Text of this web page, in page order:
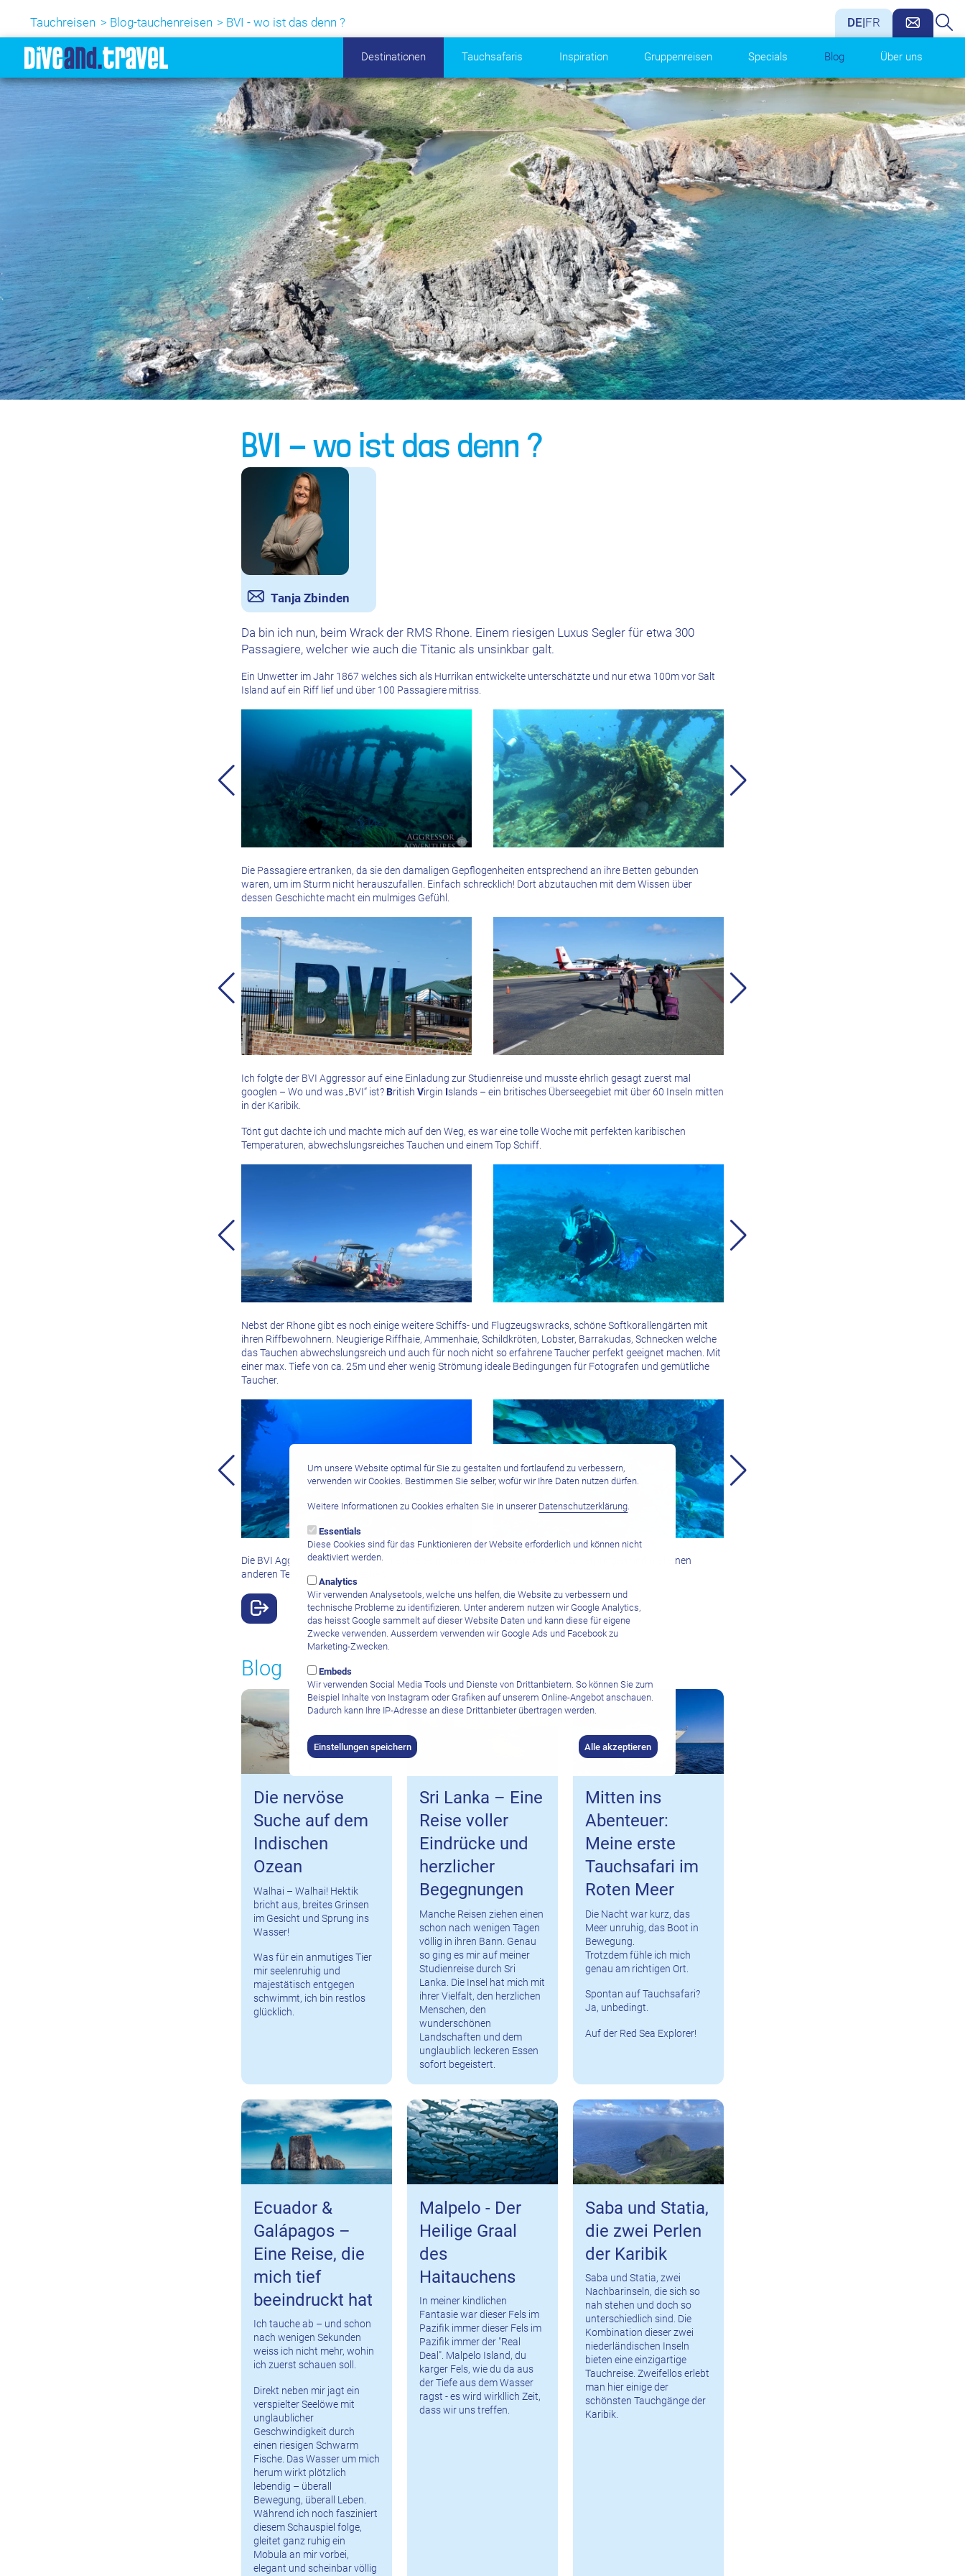
Tauchreisen Blog-tauchenreisen BVI - wo ist das denn ? DE|FR
Destinationen Tauchsafaris Inspiration Gruppenreisen Specials Blog Über uns
BVI - wo ist das denn ?
Tanja Zbinden
Da bin ich nun, beim Wrack der RMS Rhone. Einem riesigen Luxus Segler für etwa 300
Passagiere, welcher wie auch die Titanic als unsinkbar galt.
Ein Unwetter im Jahr 1867 welches sich als Hurrikan entwickelte unterschätzte und nur etwa 100m vor Salt
Island auf ein Riff lief und über 100 Passagiere mitriss.
Die Passagiere ertranken, da sie den damaligen Gepflogenheiten entsprechend an ihre Betten gebunden
waren, um im Sturm nicht herauszufallen. Einfach schrecklich! Dort abzutauchen mit dem Wissen über
dessen Geschichte macht ein mulmiges Gefühl.
Ich folgte der BVI Aggressor auf eine Einladung zur Studienreise und musste ehrlich gesagt zuerst mal
googlen – Wo und was „BVI“ ist?British Virgin Islands – ein britisches Überseegebiet mit über 60 Inseln mitten
in der Karibik.
Tönt gut dachte ich und machte mich auf den Weg, es war eine tolle Woche mit perfekten karibischen
Temperaturen, abwechslungsreiches Tauchen und einem Top Schiff.
Nebst der Rhone gibt es noch einige weitere Schiffs- und Flugzeugswracks, schöne Softkorallengärten mit
ihren Riffbewohnern. Neugierige Riffhaie, Ammenhaie, Schildkröten, Lobster, Barrakudas, Schnecken welche
das Tauchen abwechslungsreich und auch für noch nicht so erfahrene Taucher perfekt geeignet machen. Mit
einer max. Tiefe von ca. 25m und eher wenig Strömung ideale Bedingungen für Fotografen und gemütliche
Taucher.
Die BVI Aggressor mit ihrer Crew machte es möglich eine tolle Woche dort zu verbringen und mal einen
anderen Teil der Karibik zu sehen.
Blog
Die nervöse
Suche auf dem
Indischen
Ozean
Walhai – Walhai! Hektik
bricht aus, breites Grinsen
im Gesicht und Sprung ins
Wasser!
Was für ein anmutiges Tier
mir seelenruhig und
majestätisch entgegen
schwimmt, ich bin restlos
glücklich.
Sri Lanka – Eine
Reise voller
Eindrücke und
herzlicher
Begegnungen
Manche Reisen ziehen einen
schon nach wenigen Tagen
völlig in ihren Bann. Genau
so ging es mir auf meiner
Studienreise durch Sri
Lanka. Die Insel hat mich mit
ihrer Vielfalt, den herzlichen
Menschen, den
wunderschönen
Landschaften und dem
unglaublich leckeren Essen
sofort begeistert.
Mitten ins
Abenteuer:
Meine erste
Tauchsafari im
Roten Meer
Die Nacht war kurz, das
Meer unruhig, das Boot in
Bewegung.
Trotzdem fühle ich mich
genau am richtigen Ort.
Spontan auf Tauchsafari?
Ja, unbedingt.
Auf der Red Sea Explorer!
Ecuador &
Galápagos –
Eine Reise, die
mich tief
beeindruckt hat
Ich tauche ab – und schon
nach wenigen Sekunden
weiss ich nicht mehr, wohin
ich zuerst schauen soll.
Direkt neben mir jagt ein
verspielter Seelöwe mit
unglaublicher
Geschwindigkeit durch
einen riesigen Schwarm
Fische. Das Wasser um mich
herum wirkt plötzlich
lebendig – überall
Bewegung, überall Leben.
Während ich noch fasziniert
diesem Schauspiel folge,
gleitet ganz ruhig ein
Mobula an mir vorbei,
elegant und scheinbar völlig
Malpelo - Der
Heilige Graal
des
Haitauchens
In meiner kindlichen
Fantasie war dieser Fels im
Pazifik immer dieser Fels im
Pazifik immer der "Real
Deal". Malpelo Island, du
karger Fels, wie du da aus
der Tiefe aus dem Wasser
ragst - es wird wirkllich Zeit,
dass wir uns treffen.
Saba und Statia,
die zwei Perlen
der Karibik
Saba und Statia, zwei
Nachbarinseln, die sich so
nah stehen und doch so
unterschiedlich sind. Die
Kombination dieser zwei
niederländischen Inseln
bieten eine einzigartige
Tauchreise. Zweifellos erlebt
man hier einige der
schönsten Tauchgänge der
Karibik.
Um unsere Website optimal für Sie zu gestalten und fortlaufend zu verbessern,
verwenden wir Cookies. Bestimmen Sie selber, wofür wir Ihre Daten nutzen dürfen.
Weitere Informationen zu Cookies erhalten Sie in unserer Datenschutzerklärung
Essentials
Diese Cookies sind für das Funktionieren der Website erforderlich und können nicht
deaktiviert werden.
Analytics
Wir verwenden Analysetools, welche uns helfen, die Website zu verbessern und
technische Probleme zu identifizieren. Unter anderem nutzen wir Google Analytics,
das heisst Google sammelt auf dieser Website Daten und kann diese für eigene
Zwecke verwenden. Ausserdem verwenden wir Google Ads und Facebook zu
Marketing-Zwecken.
Embeds
Wir verwenden Social Media Tools und Dienste von Drittanbietern. So können Sie zum
Beispiel Inhalte von Instagram oder Grafiken auf unserem Online-Angebot anschauen.
Dadurch kann Ihre IP-Adresse an diese Drittanbieter übertragen werden.
Einstellungen speichern Alle akzeptieren